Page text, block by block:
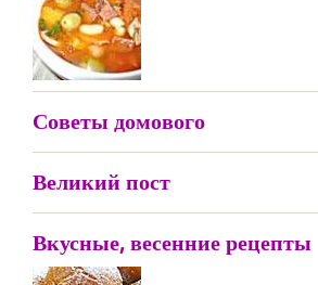
Советы домового
Великий пост
Вкусные, весенние рецепты